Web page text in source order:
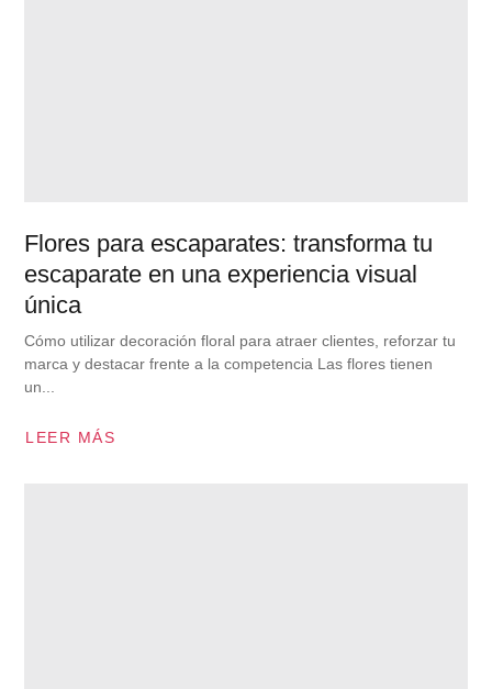
Flores para escaparates: transforma tu
escaparate en una experiencia visual
única
Cómo utilizar decoración floral para atraer clientes, reforzar tu
marca y destacar frente a la competencia Las flores tienen
un...
LEER MÁS